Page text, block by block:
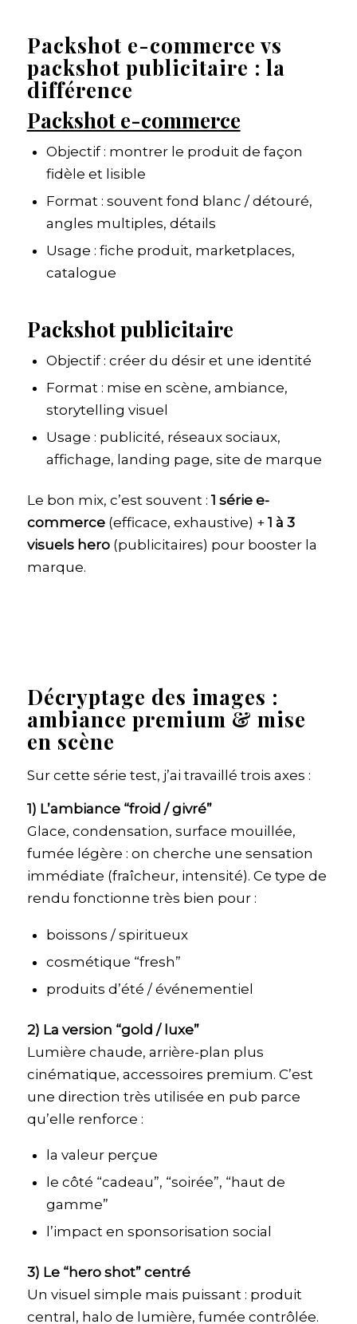
Packshot e-commerce vs
packshot publicitaire : la
différence
Packshot e-commerce
Objectif : montrer le produit de façon
fidèle et lisible
Format : souvent fond blanc / détouré,
angles multiples, détails
Usage : fiche produit, marketplaces,
catalogue
Packshot publicitaire
Objectif : créer du désir et une identité
Format : mise en scène, ambiance,
storytelling visuel
Usage : publicité, réseaux sociaux,
affichage, landing page, site de marque
Le bon mix, c’est souvent : 1 série e-
commerce(efficace, exhaustive) + 1 à 3
visuels hero(publicitaires) pour booster la
marque.
Décryptage des images :
ambiance premium & mise
en scène
Sur cette série test, j’ai travaillé trois axes :
1) L’ambiance “froid / givré”
Glace, condensation, surface mouillée,
fumée légère : on cherche une sensation
immédiate (fraîcheur, intensité). Ce type de
rendu fonctionne très bien pour :
boissons / spiritueux
cosmétique “fresh”
produits d’été / événementiel
2) La version “gold / luxe”
Lumière chaude, arrière-plan plus
cinématique, accessoires premium. C’est
une direction très utilisée en pub parce
qu’elle renforce :
la valeur perçue
le côté “cadeau”, “soirée”, “haut de
gamme”
l’impact en sponsorisation social
3) Le “hero shot” centré
Un visuel simple mais puissant : produit
central, halo de lumière, fumée contrôlée.